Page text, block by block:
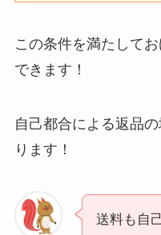
この条件を満たして
できます！
自己都合による返品
ります！
送料も自